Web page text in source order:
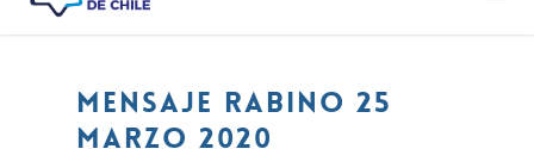
Hit enter to search or ESC to close
Mensaje Rabino 25
marzo 2020